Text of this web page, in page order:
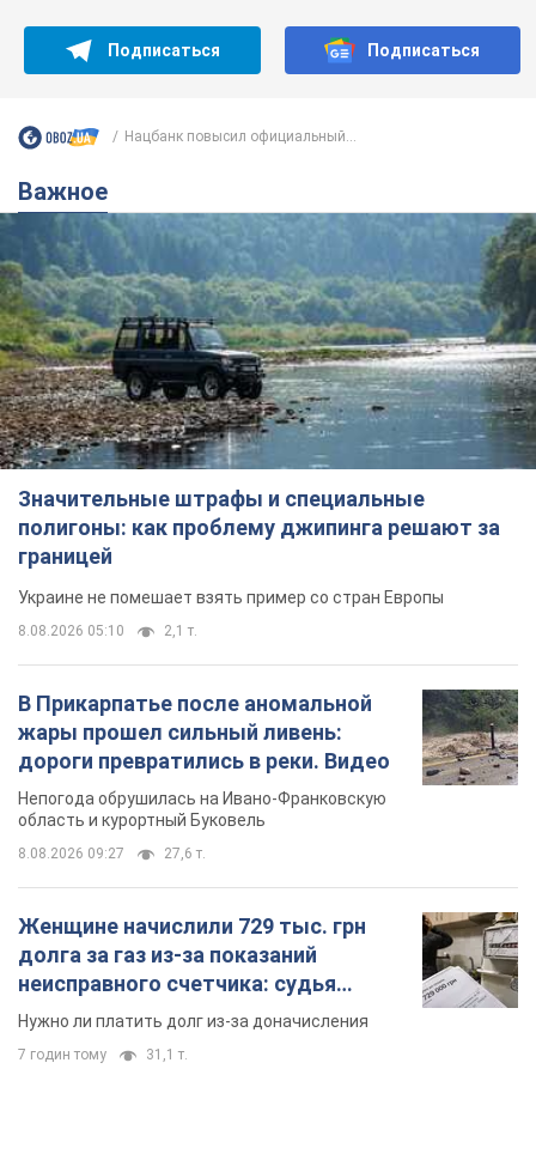
Подписаться Подписаться
Нацбанк повысил официальный...
Важное
Значительные штрафы и специальные
полигоны: как проблему джипинга решают за
границей
Украине не помешает взять пример со стран Европы
8.08.2026 05:10 2,1 т.
В Прикарпатье после аномальной
жары прошел сильный ливень:
дороги превратились в реки. Видео
Непогода обрушилась на Ивано-Франковскую
область и курортный Буковель
8.08.2026 09:27 27,6 т.
Женщине начислили 729 тыс. грн
долга за газ из-за показаний
неисправного счетчика: судья
вынес неожиданное решение
Нужно ли платить долг из-за доначисления
7 годин тому 31,1 т.